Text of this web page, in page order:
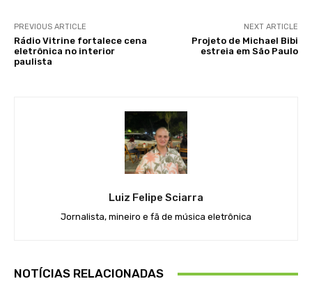
PREVIOUS ARTICLE
Rádio Vitrine fortalece cena
eletrônica no interior
paulista
NEXT ARTICLE
Projeto de Michael Bibi
estreia em São Paulo
Luiz Felipe Sciarra
Jornalista, mineiro e fã de música eletrônica
NOTÍCIAS RELACIONADAS